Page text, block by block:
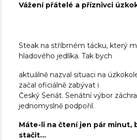
Vážení přátelé a příznivci
Steak na stříbrném tácku, který
hladového jedlíka. Tak bych
aktuálně nazval situaci na
začal oficiálně zabývat i
Český Senát. Senátní výbor
jednomyslně podpořil.
Máte-li na čtení jen pár minut,
stačit…